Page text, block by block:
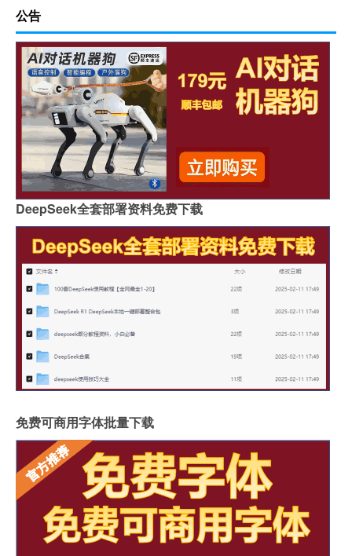
公告
DeepSeek全套部署资料免费下载
免费可商用字体批量下载